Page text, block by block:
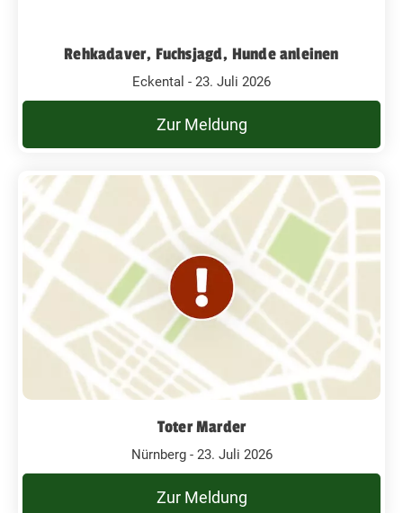
Rehkadaver, Fuchsjagd, Hunde anleinen
Eckental - 23. Juli 2026
Zur Meldung
Toter Marder
Nürnberg - 23. Juli 2026
Zur Meldung